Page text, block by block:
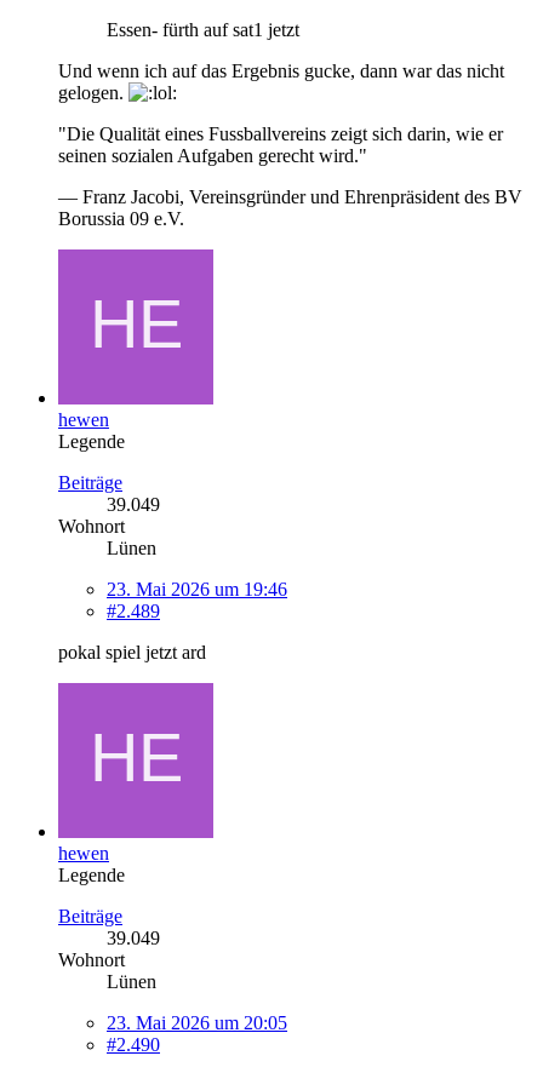
Essen- fürth auf sat1 jetzt
Und wenn ich auf das Ergebnis gucke, dann war das nicht
gelogen.
"Die Qualität eines Fussballvereins zeigt sich darin, wie er
seinen sozialen Aufgaben gerecht wird."
— Franz Jacobi, Vereinsgründer und Ehrenpräsident des BV
Borussia 09 e.V.
hewen
Legende
Beiträge
39.049
Wohnort
Lünen
23. Mai 2026 um 19:46
#2.489
pokal spiel jetzt ard
hewen
Legende
Beiträge
39.049
Wohnort
Lünen
23. Mai 2026 um 20:05
#2.490